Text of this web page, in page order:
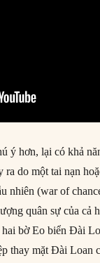
ý hơn, lại có khả
do một tai nạn
nhiên (war of
quân sự của cả
bờ Eo biển Đài
thay mặt Đài Loan